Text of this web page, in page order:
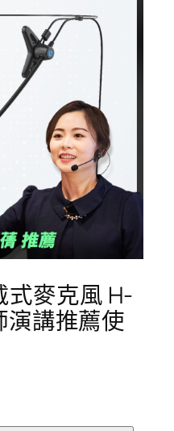
式麥克風 H-
講推薦使